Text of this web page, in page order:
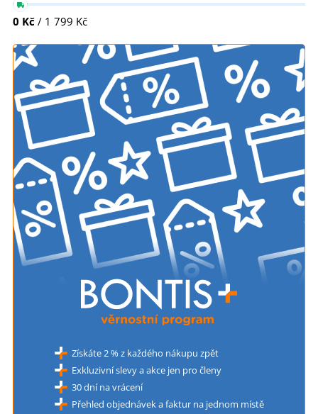
0 Kč / 1 799 Kč
Získáte 2 % z každého nákupu zpět
Exkluzivní slevy a akce jen pro členy
30 dní na vrácení
Přehled objednávek a faktur na jednom místě